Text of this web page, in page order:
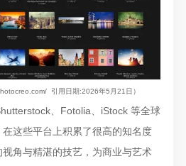
引用日期:2026年5月21日）
、Fotolia、iStock 等全球
这些平台上积累了很高的知名度
角与精湛的技艺，为商业与艺术